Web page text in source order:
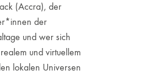
(Accra), der
der
und wer sich
und virtuellem
lokalen Universen